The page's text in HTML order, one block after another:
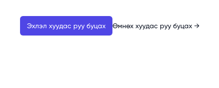
Эхлэл хуудас руу буцах Өмнөх хуудас руу буцах →